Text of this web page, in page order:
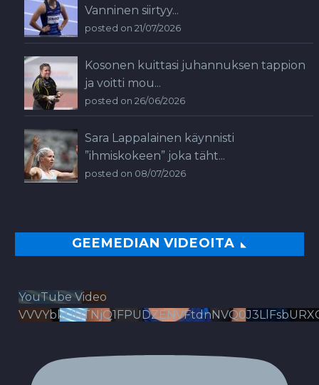
Vanninen siirtyy...
posted on 21/07/2026
Kosonen kuittasi juhannuksen tappion
ja voitti mou...
posted on 26/06/2026
Sara Lappalainen käynnisti
”ihmiskokeen” joka täht...
posted on 08/07/2026
GEEMEDIAN VIDEOITA
YouTube Video